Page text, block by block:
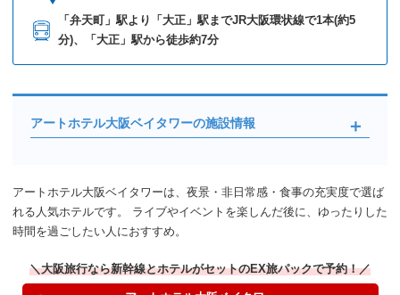
「弁天町」駅より「大正」駅までJR大阪環状線で1本(約5
分)、「大正」駅から徒歩約7分
アートホテル大阪ベイタワーの施設情報
アートホテル大阪ベイタワーは、夜景・非日常感・食事の充実度で選ば
れる人気ホテルです。 ライブやイベントを楽しんだ後に、ゆったりした
時間を過ごしたい人におすすめ。
＼大阪旅行なら新幹線とホテルがセットのEX旅パックで予約！／